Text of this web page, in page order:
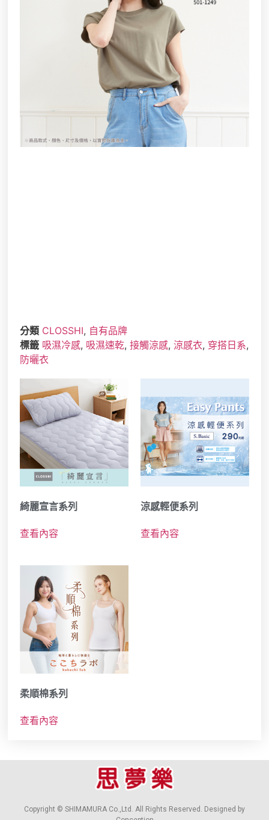
分類 CLOSSHI, 自有品牌
標籤 吸濕冷感, 吸濕速乾,接觸涼感, 涼感衣, 穿搭日系,
防曬衣
綺麗宣言系列
查看內容
涼感輕便系列
查看內容
柔順棉系列
查看內容
Copyright © SHIMAMURA Co.,Ltd. All Rights Reserved. Designed by